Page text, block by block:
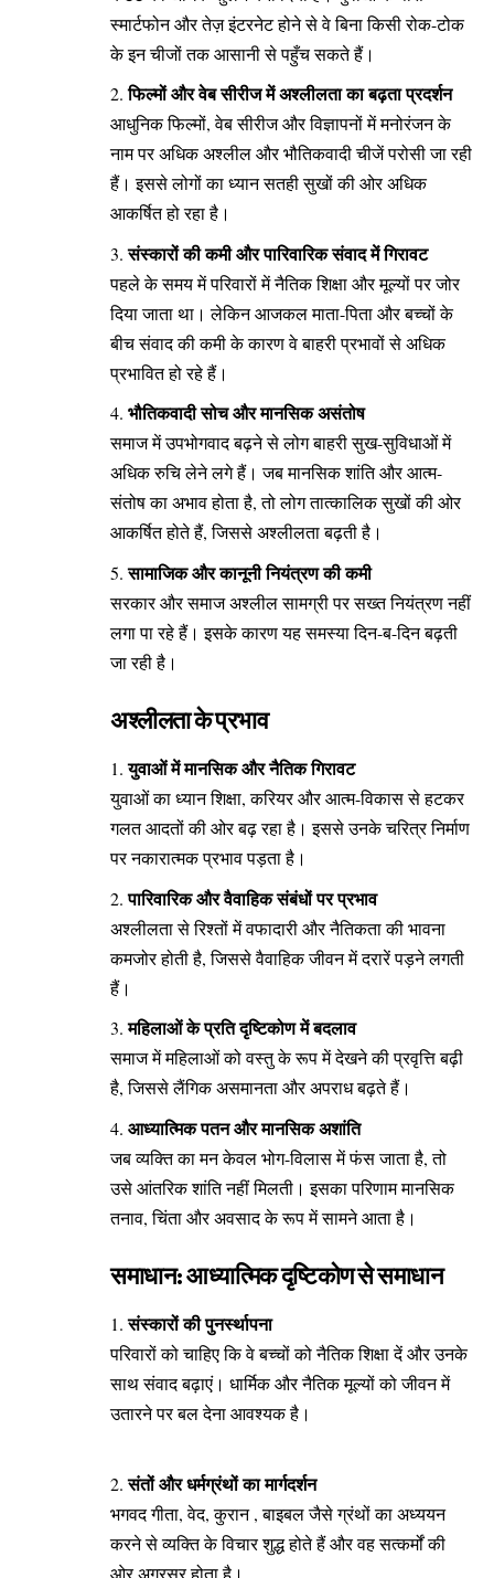
स्मार्टफोन और तेज़ इंटरनेट होने से वे बिना किसी रोक-टोक
के इन चीजों तक आसानी से पहुँच सकते हैं।
फिल्मों और वेब सीरीज में अश्लीलता का बढ़ता प्रदर्शन
आधुनिक फिल्मों, वेब सीरीज और विज्ञापनों में मनोरंजन के
नाम पर अधिक अश्लील और भौतिकवादी चीजें परोसी जा रही
हैं। इससे लोगों का ध्यान सतही सुखों की ओर अधिक
आकर्षित हो रहा है।
संस्कारों की कमी और पारिवारिक संवाद में गिरावट
पहले के समय में परिवारों में नैतिक शिक्षा और मूल्यों पर जोर
दिया जाता था। लेकिन आजकल माता-पिता और बच्चों के
बीच संवाद की कमी के कारण वे बाहरी प्रभावों से अधिक
प्रभावित हो रहे हैं।
भौतिकवादी सोच और मानसिक असंतोष
समाज में उपभोगवाद बढ़ने से लोग बाहरी सुख-सुविधाओं में
अधिक रुचि लेने लगे हैं। जब मानसिक शांति और आत्म-
संतोष का अभाव होता है, तो लोग तात्कालिक सुखों की ओर
आकर्षित होते हैं, जिससे अश्लीलता बढ़ती है।
सामाजिक और कानूनी नियंत्रण की कमी
सरकार और समाज अश्लील सामग्री पर सख्त नियंत्रण नहीं
लगा पा रहे हैं। इसके कारण यह समस्या दिन-ब-दिन बढ़ती
जा रही है।
अश्लीलता के प्रभाव
युवाओं में मानसिक और नैतिक गिरावट
युवाओं का ध्यान शिक्षा, करियर और आत्म-विकास से हटकर
गलत आदतों की ओर बढ़ रहा है। इससे उनके चरित्र निर्माण
पर नकारात्मक प्रभाव पड़ता है।
पारिवारिक और वैवाहिक संबंधों पर प्रभाव
अश्लीलता से रिश्तों में वफादारी और नैतिकता की भावना
कमजोर होती है, जिससे वैवाहिक जीवन में दरारें पड़ने लगती
हैं।
महिलाओं के प्रति दृष्टिकोण में बदलाव
समाज में महिलाओं को वस्तु के रूप में देखने की प्रवृत्ति बढ़ी
है, जिससे लैंगिक असमानता और अपराध बढ़ते हैं।
आध्यात्मिक पतन और मानसिक अशांति
जब व्यक्ति का मन केवल भोग-विलास में फंस जाता है, तो
उसे आंतरिक शांति नहीं मिलती। इसका परिणाम मानसिक
तनाव, चिंता और अवसाद के रूप में सामने आता है।
समाधान: आध्यात्मिक दृष्टिकोण से समाधान
संस्कारों की पुनर्स्थापना
परिवारों को चाहिए कि वे बच्चों को नैतिक शिक्षा दें और उनके
साथ संवाद बढ़ाएं। धार्मिक और नैतिक मूल्यों को जीवन में
उतारने पर बल देना आवश्यक है।
संतों और धर्मग्रंथों का मार्गदर्शन
भगवद गीता, वेद, कुरान , बाइबल जैसे ग्रंथों का अध्ययन
करने से व्यक्ति के विचार शुद्ध होते हैं और वह सत्कर्मों की
ओर अग्रसर होता है।